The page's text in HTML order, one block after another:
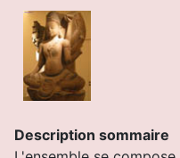
Description sommaire